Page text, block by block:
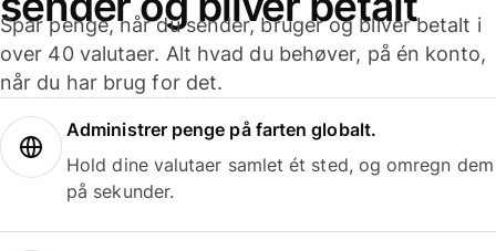
Spar penge, når du sender, bruger og bliver betalt i
over 40 valutaer. Alt hvad du behøver, på én konto,
når du har brug for det.
Administrer penge på farten globalt.
Hold dine valutaer samlet ét sted, og omregn dem
på sekunder.